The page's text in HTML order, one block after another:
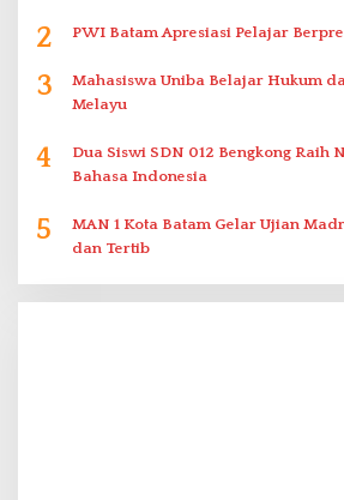
2 PWI Batam Apresiasi Pelajar
3
Mahasiswa Uniba Belajar Hukum
Melayu
4
Dua Siswi SDN 012 Bengkong Raih
Bahasa Indonesia
5
MAN 1 Kota Batam Gelar Ujian
dan Tertib